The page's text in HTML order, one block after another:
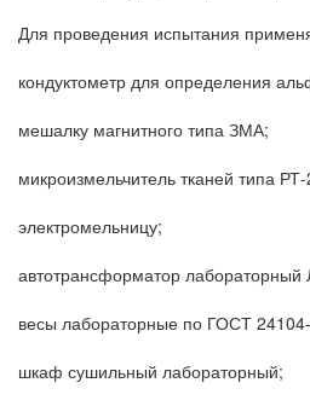
Для проведения испытания
кондуктометр для определения
мешалку магнитного типа ЗМА;
микроизмельчитель тканей типа РТ-
электромельницу;
автотрансформатор лабораторный
весы лабораторные по ГОСТ
шкаф сушильный лабораторный;